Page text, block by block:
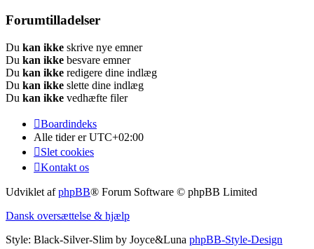
Forumtilladelser
Du kan ikke skrive nye emner
Du kan ikke besvare emner
Du kan ikke redigere dine indlæg
Du kan ikke slette dine indlæg
Du kan ikke vedhæfte filer
Boardindeks
Alle tider erUTC+02:00
Slet cookies
Kontakt os
Udviklet afphpBB® Forum Software © phpBB Limited
Dansk oversættelse & hjælp
Style: Black-Silver-Slim by Joyce&Luna phpBB-Style-Design